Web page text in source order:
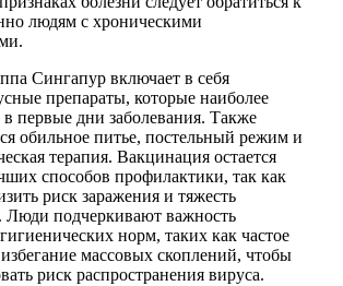
людям с хроническими
Сингапур включает в себя
препараты, которые наиболее
первые дни заболевания. Также
обильное питье, постельный режим и
терапия. Вакцинация остается
способов профилактики, так как
риск заражения и тяжесть
Люди подчеркивают важность
норм, таких как частое
массовых скоплений, чтобы
риск распространения вируса.